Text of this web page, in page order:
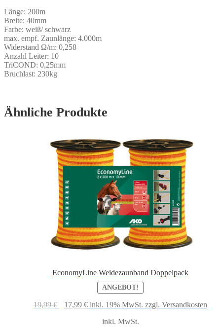
Länge: 200m
Breite: 40mm
Farbe: weiß/ schwarz
max. empf. Zaunlänge: 4.000m
Widerstand Ω/m: 0,258
Anzahl Leiter: 10
TriCOND: 0,25mm
Bruchlast: 230kg
Ähnliche Produkte
EconomyLine Weidezaunband Doppelpack
ANGEBOT!
19,99€
Ursprünglicher
17,99 €Aktueller
inkl. 19% MwSt. zzgl. Versandkosten
inkl. MwSt.